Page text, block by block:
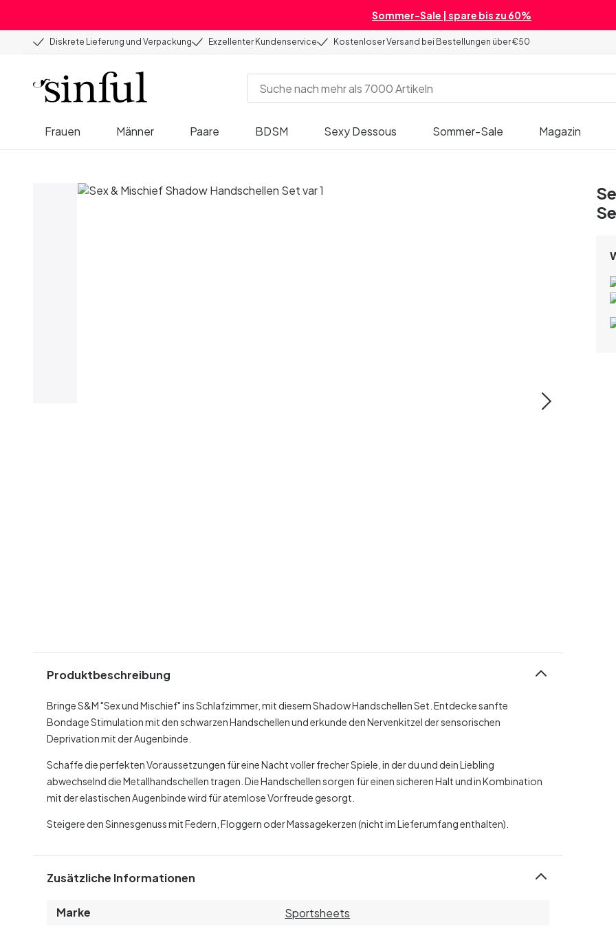
Sommer-Sale | spare bis zu 60%
Diskrete Lieferung und Verpackung Exzellenter Kundenservice Kostenloser Versand bei Bestellungen über €50
Frauen Männer Paare BDSM Sexy Dessous Sommer-Sale Magazin
Produktbeschreibung
Bringe S&M "Sex und Mischief" ins Schlafzimmer, mit diesem Shadow Handschellen Set. Entdecke sanfte
Bondage Stimulation mit den schwarzen Handschellen und erkunde den Nervenkitzel der sensorischen
Deprivation mit der Augenbinde.
Schaffe die perfekten Voraussetzungen für eine Nacht voller frecher Spiele, in der du und dein Liebling
abwechselnd die Metallhandschellen tragen. Die Handschellen sorgen für einen sicheren Halt und in Kombination
mit der elastischen Augenbinde wird für atemlose Vorfreude gesorgt.
Steigere den Sinnesgenuss mit Federn, Floggern oder Massagekerzen (nicht im Lieferumfang enthalten).
Zusätzliche Informationen
Marke
Sportsheets